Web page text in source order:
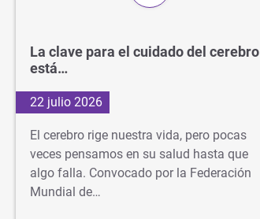
La clave para el cuidado del cerebro
está…
22 julio 2026
El cerebro rige nuestra vida, pero pocas
veces pensamos en su salud hasta que
algo falla. Convocado por la Federación
Mundial de…